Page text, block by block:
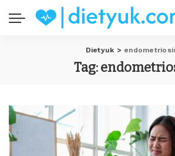
Dietyuk >
Tag: